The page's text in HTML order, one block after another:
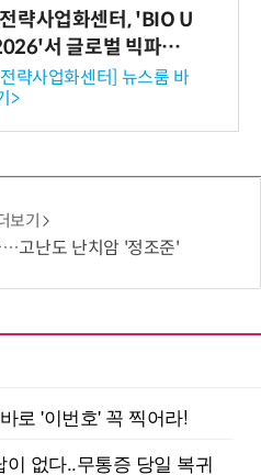
략사업화센터, 'BIO U
서 글로벌 빅파마
비즈니스 미팅 지원…K
해외 진출 교두보 확
략사업화센터] 뉴스룸 바
>
보기
고난도 난치암 '정조준'